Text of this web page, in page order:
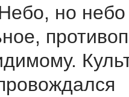
но небо